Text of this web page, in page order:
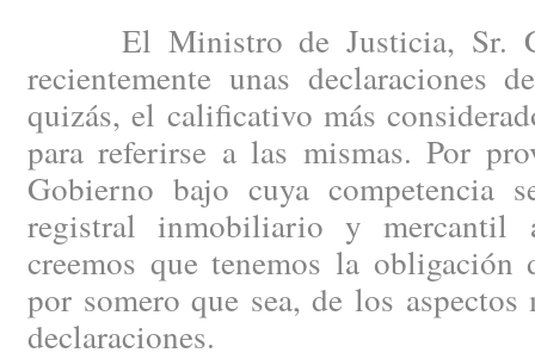
El Ministro de Justicia, Sr.
recientemente unas declaraciones
quizás, el calificativo más
para referirse a las mismas. Por
Gobierno bajo cuya competencia
registral inmobiliario y mercantil
creemos que tenemos la
por somero que sea, de los aspectos
declaraciones.